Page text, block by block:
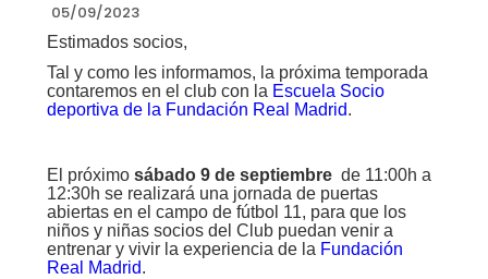
05/09/2023
Estimados socios,
Tal y como les informamos, la próxima temporada
contaremos en el club con la Escuela Socio
deportiva de la Fundación Real Madrid.
El próximosábado 9 de septiembre de 11:00h a
12:30h se realizará una jornada de puertas
abiertas en el campo de fútbol 11, para que los
niños y niñas socios del Club puedan venir a
entrenar y vivir la experiencia de la Fundación
Real Madrid.